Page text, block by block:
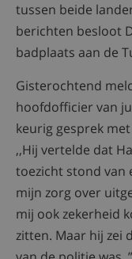
tussen beide
berichten besloot
badplaats aan de
Gisterochtend
hoofdofficier van
keurig gesprek
,,Hij vertelde dat
toezicht stond van
mijn zorg over
mij ook zekerheid
zitten. Maar hij zei